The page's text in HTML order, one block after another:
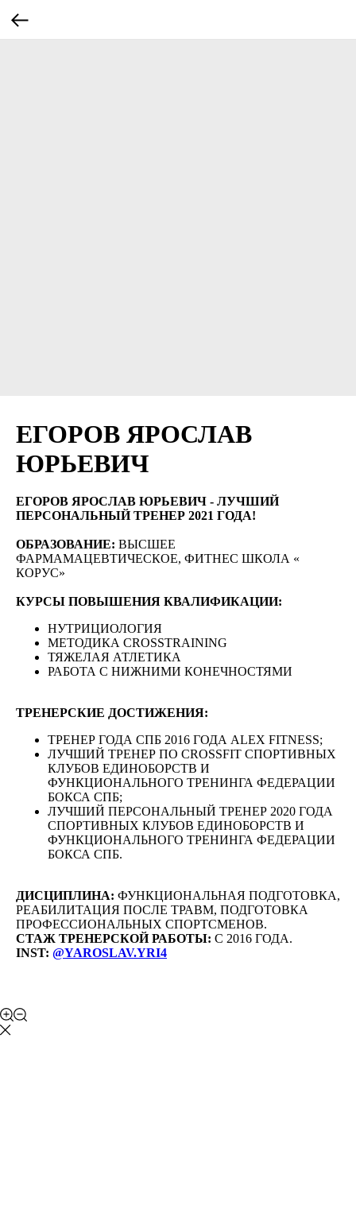
ЕГОРОВ ЯРОСЛАВ
ЮРЬЕВИЧ
ЕГОРОВ ЯРОСЛАВ ЮРЬЕВИЧ - ЛУЧШИЙ
ПЕРСОНАЛЬНЫЙ ТРЕНЕР 2021 ГОДА!
ОБРАЗОВАНИЕ: ВЫСШЕЕ
ФАРМАМАЦЕВТИЧЕСКОЕ, ФИТНЕС ШКОЛА «
КОРУС»
КУРСЫ ПОВЫШЕНИЯ КВАЛИФИКАЦИИ:
НУТРИЦИОЛОГИЯ
МЕТОДИКА CROSSTRAINING
ТЯЖЕЛАЯ АТЛЕТИКА
РАБОТА С НИЖНИМИ КОНЕЧНОСТЯМИ
ТРЕНЕРСКИЕ ДОСТИЖЕНИЯ:
ТРЕНЕР ГОДА СПБ 2016 ГОДА ALEX FITNESS;
ЛУЧШИЙ ТРЕНЕР ПО CROSSFIT СПОРТИВНЫХ
КЛУБОВ ЕДИНОБОРСТВ И
ФУНКЦИОНАЛЬНОГО ТРЕНИНГА ФЕДЕРАЦИИ
БОКСА СПБ;
ЛУЧШИЙ ПЕРСОНАЛЬНЫЙ ТРЕНЕР 2020 ГОДА
СПОРТИВНЫХ КЛУБОВ ЕДИНОБОРСТВ И
ФУНКЦИОНАЛЬНОГО ТРЕНИНГА ФЕДЕРАЦИИ
БОКСА СПБ.
ДИСЦИПЛИНА: ФУНКЦИОНАЛЬНАЯ ПОДГОТОВКА,
РЕАБИЛИТАЦИЯ ПОСЛЕ ТРАВМ, ПОДГОТОВКА
ПРОФЕССИОНАЛЬНЫХ СПОРТСМЕНОВ.
СТАЖ ТРЕНЕРСКОЙ РАБОТЫ: С 2016 ГОДА.
INST: @YAROSLAV.YRI4